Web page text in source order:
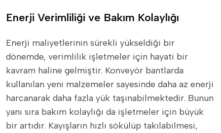
Enerji Verimliliği ve Bakım Kolaylığı
Enerji maliyetlerinin sürekli yükseldiği bir
dönemde, verimlilik işletmeler için hayati bir
kavram haline gelmiştir. Konveyör bantlarda
kullanılan yeni malzemeler sayesinde daha az enerji
harcanarak daha fazla yük taşınabilmektedir. Bunun
yanı sıra bakım kolaylığı da işletmeler için büyük
bir artıdır. Kayışların hızlı sökülüp takılabilmesi,